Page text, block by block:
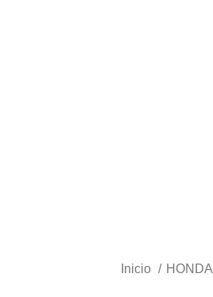
Inicio
HONDA